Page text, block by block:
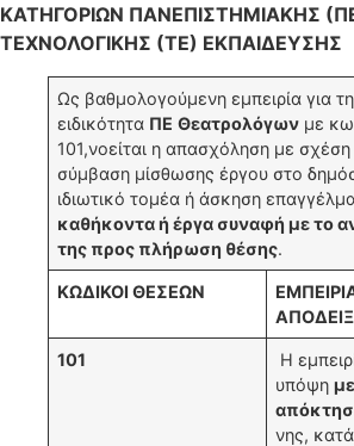
ΚΑΤΗΓΟΡΙΩΝ ΠΑΝΕΠΙΣΤΗΜΙΑΚΗΣ
ΤΕΧΝΟΛΟΓΙΚΗΣ (ΤΕ) ΕΚΠΑΙΔΕΥΣΗΣ
Ως βαθμολογούμενη εμπειρία για
ειδικότητα ΠΕ Θεατρολόγων με
101,νοείται η απασχόληση με
σύμβαση μίσθωσης έργου στο
ιδιωτικό τομέα ή άσκηση
καθήκοντα ή έργα συναφή με το
της προς πλήρωση θέσης.
ΚΩΔΙΚΟΙ ΘΕΣΕΩΝ
101
Η
υπόψη
νης,